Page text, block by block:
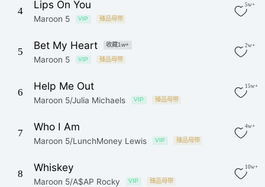
4
Lips On You
Maroon 5 VIP 臻品母带
5w+
5
Bet My Heart 收藏1w+
Maroon 5 VIP 臻品母带
2w+
6
Help Me Out
Maroon 5/Julia Michaels VIP 臻品母带
15w+
7
Who I Am
Maroon 5/LunchMoney Lewis VIP 臻品母带
4w+
8
Whiskey
Maroon 5/A$AP Rocky VIP 臻品母带
10w+